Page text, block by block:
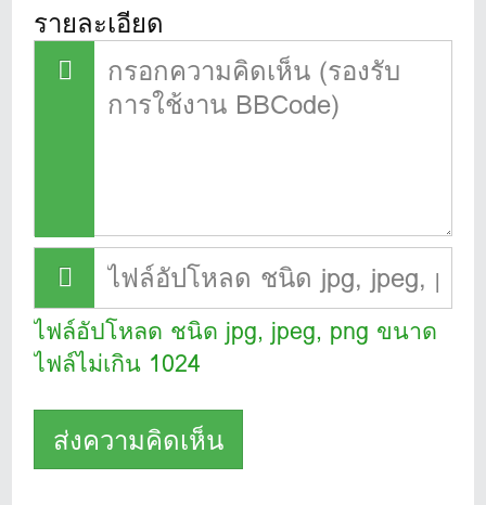
รายละเอียด
ไฟล์อัปโหลด ชนิด jpg, jpeg, png ขนาด
ไฟล์ไม่เกิน 1024